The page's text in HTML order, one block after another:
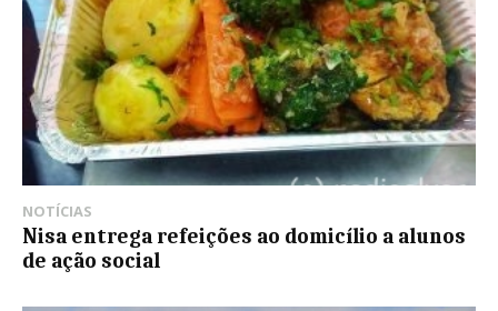
NOTÍCIAS
Nisa entrega refeições ao domicílio a alunos
de ação social